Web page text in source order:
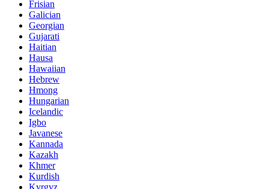
Frisian
Galician
Georgian
Gujarati
Haitian
Hausa
Hawaiian
Hebrew
Hmong
Hungarian
Icelandic
Igbo
Javanese
Kannada
Kazakh
Khmer
Kurdish
Kyrgyz